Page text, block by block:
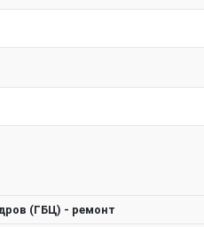
(ГБЦ) - ремонт